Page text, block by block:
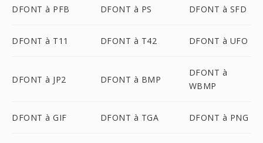
DFONT à PFB DFONT à PS DFONT à SFD
DFONT à T11 DFONT à T42 DFONT à UFO
DFONT à JP2 DFONT à BMP
DFONT à
WBMP
DFONT à GIF DFONT à TGA DFONT à PNG